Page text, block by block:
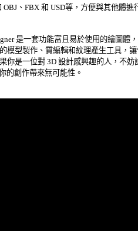
、FBX 和 USD等，方便與其他體進
是一套功能富且易於使用的繪圖體
模型製作、質編輯和紋理產生工具，
你是一位對 3D 設計感興趣的人，不妨
的創作帶來無可能性。